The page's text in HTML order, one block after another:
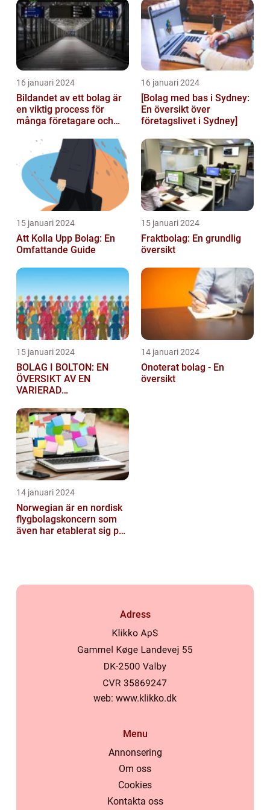
landets...
16 januari 2024
Bildandet av ett bolag är
en viktig process för
många företagare och
starta ...
16 januari 2024
[Bolag med bas i Sydney:
En översikt över
företagslivet i Sydney]
15 januari 2024
Att Kolla Upp Bolag: En
Omfattande Guide
15 januari 2024
Fraktbolag: En grundlig
översikt
15 januari 2024
BOLAG I BOLTON: EN
ÖVERSIKT AV EN
VARIERAD
14 januari 2024
Onoterat bolag - En
översikt
14 januari 2024
Norwegian är en nordisk
flygbolagskoncern som
även har etablerat sig på
Adress
web: www.klikko.dk
Menu
Annonsering
Om oss
Cookies
Kontakta oss